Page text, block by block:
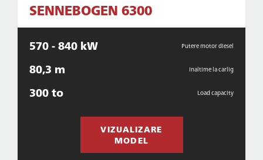
SENNEBOGEN 6300
570 - 840 kW Putere motor diesel
80,3 m Inaltime la carlig
300 to Load capacity
VIZUALIZARE
MODEL